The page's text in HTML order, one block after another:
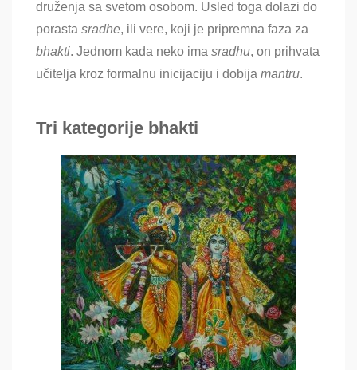
druženja sa svetom osobom. Usled toga dolazi do
porasta sradhe, ili vere, koji je pripremna faza za
bhakti. Jednom kada neko ima sradhu, on prihvata
učitelja kroz formalnu inicijaciju i dobija mantru.
Tri kategorije bhakti